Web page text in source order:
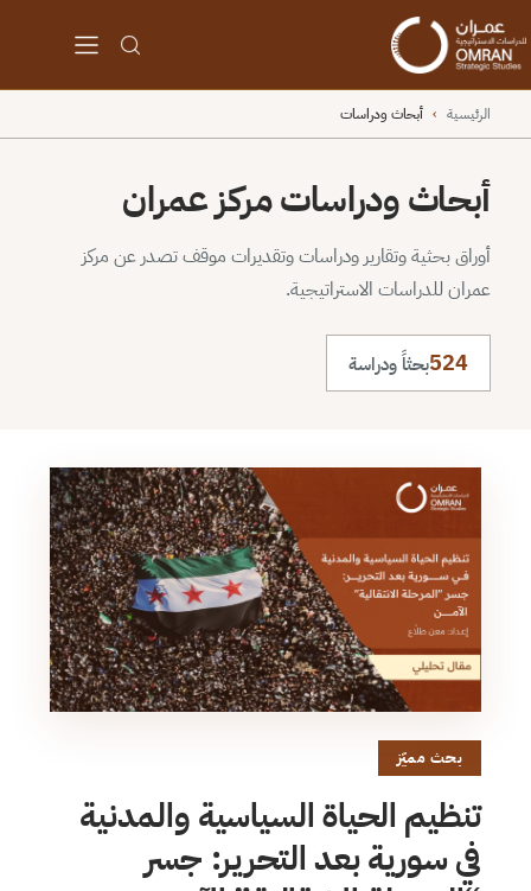
الرئيسية › أبحاث ودراسات
أبحاث ودراسات مركز عمران
أوراق بحثية وتقارير ودراسات وتقديرات موقف تصدر عن مركز
عمران للدراسات الاستراتيجية.
524بحثاً ودراسة
بحث مميّز
تنظيم الحياة السياسية والمدنية
في سورية بعد التحرير: جسر